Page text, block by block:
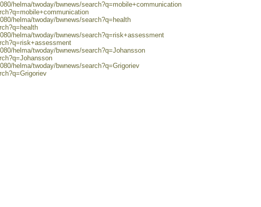
helma/twoday/bwnews/search?q=mobile+communication
helma/twoday/bwnews/search?q=health
helma/twoday/bwnews/search?q=risk+assessment
helma/twoday/bwnews/search?q=Johansson
helma/twoday/bwnews/search?q=Grigoriev